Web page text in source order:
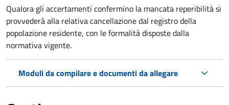
Qualora gli accertamenti confermino la mancata reperibilità si
provvederà alla relativa cancellazione dal registro della
popolazione residente, con le formalità disposte dalla
normativa vigente.
Moduli da compilare e documenti da allegare